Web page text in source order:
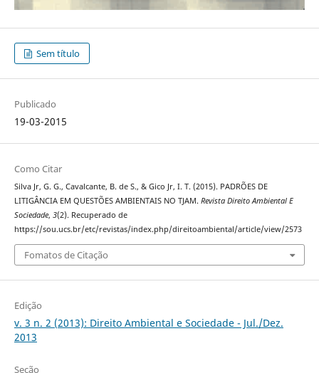
Sem título
Publicado
19-03-2015
Como Citar
Silva Jr, G. G., Cavalcante, B. de S., & Gico Jr, I. T. (2015). PADRÕES DE
LITIGÂNCIA EM QUESTÕES AMBIENTAIS NO TJAM. Revista Direito Ambiental E
Sociedade, 3(2). Recuperado de
https://sou.ucs.br/etc/revistas/index.php/direitoambiental/article/view/2573
Fomatos de Citação
Edição
v. 3 n. 2 (2013): Direito Ambiental e Sociedade - Jul./Dez.
2013
Seção